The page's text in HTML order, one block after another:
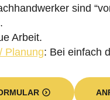
sind
Arbeit.
Planung: Bei einfach